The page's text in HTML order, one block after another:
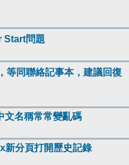
Start問題
等同聯絡記事本，建議回復
名稱常常變亂碼
新分頁打開歷史記錄